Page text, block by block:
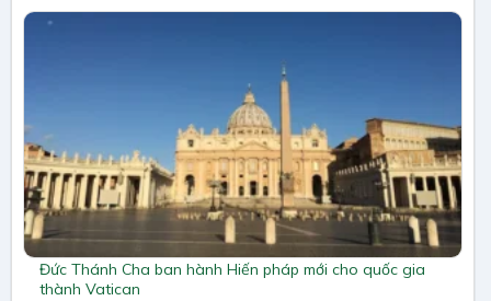
Đức Thánh Cha ban hành Hiến pháp mới cho quốc gia
thành Vatican